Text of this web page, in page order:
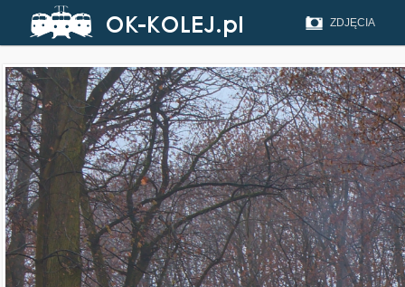
ZDJĘCIA